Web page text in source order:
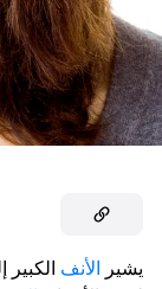
يشير الأنف